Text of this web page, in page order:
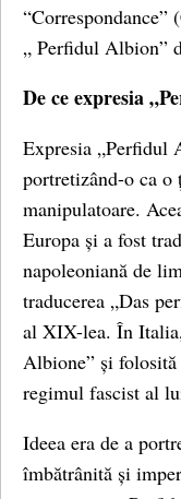
“Correspondance”
„ Perfidul Albion”
De ce expresia
Expresia „Perfidul
portretizând-o ca
manipulatoare.
Europa și a fost
napoleoniană de
traducerea „Das
al XIX-lea. În
Albione” și folosită
regimul fascist al
Ideea era de a
îmbătrânită și